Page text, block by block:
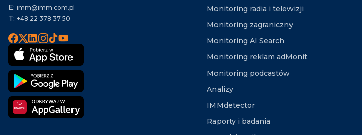
E: imm@imm.com.pl
T: +48 22 378 37 50
Monitoring radia i telewizji
Monitoring zagraniczny
Monitoring AI Search
Monitoring reklam adMonit
Monitoring podcastów
Analizy
IMMdetector
Raporty i badania